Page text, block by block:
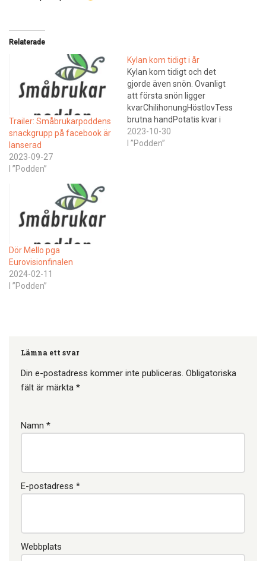
Relaterade
Trailer: Småbrukarpoddens
snackgrupp på facebook är
lanserad
2023-09-27
I ”Podden”
Kylan kom tidigt i år
Kylan kom tidigt och det
gjorde även snön. Ovanligt
att första snön ligger
kvarChilihonungHöstlovTess
brutna handPotatis kvar i
jordenHonung ej skördad
Småbrukarpoddens
2023-10-30
I ”Podden”
Dör Mello pga
Eurovisionfinalen
2024-02-11
I ”Podden”
Lämna ett svar
Din e-postadress kommer inte publiceras. Obligatoriska
fält är märkta *
Namn *
E-postadress *
Webbplats